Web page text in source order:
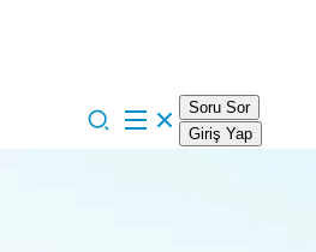
Soru Sor
Giriş Yap